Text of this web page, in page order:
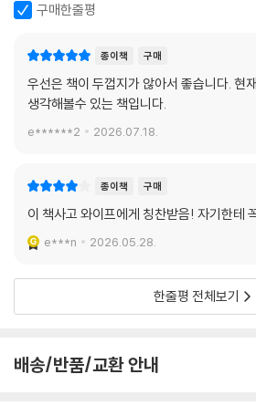
--- 「치료도 안 되는 걸 왜 병원에 다녀야 합니까
좋은 의사의 한가지 기준은 진료시간입니다.
--- 「병원을 슬기롭게 이용하는 쉽고도 어려운
의 가치가 너무나 평가절하되어 있다고 강조
다른 선진국들에 비해 한국에서 유독 현격하
도입할 당시 필수 의료에 대한 수가가 매우 낮
부들은 정치 셈법에 따라 수가 체계를 손보기
한 보상을 후하게 해주는 정책을 취해왔다. 이
소비주의 행태는 이에 기름을 부은 격이었다.
더불어 IMF 이후 신자유주의의 쓰나미와 사회
하여금 건강에 집착하게 만들기도 했다. 저자
곡을 먼저 바로잡아야만 3분 진료, 과잉 진단,
구매한줄평
종이책 구매
우선은 책이 두껍지가 않아서 좋습니다. 현
생각해볼수 있는 책입니다.
e******2 2026.07.18.
종이책 구매
이 책사고 와이프에게 칭찬받음! 자기한테
e***n 2026.05.28.
한줄평 전체보기
배송/반품/교환 안내